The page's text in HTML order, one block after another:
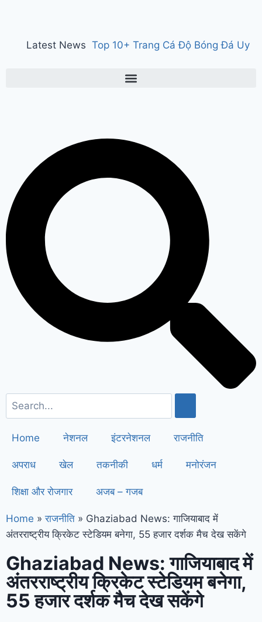
Latest News Top 10+ Trang Cá Độ Bóng Đá Uy
कार्यक्रम, CM सैनी ने कहा- ‘वंदे मातरम्’
राष्ट्र की आत्मा, पहचान और गौरव
land scam case में पूर्व CM भूपेंद्र हुड्डा
को हाईकोर्ट का झटका, अब CBI की स्पेशल
Relief to farmers :
Haryana के किसानों को ‘नायाब’ राहत, CM
सैनी ने 6 महीने के लिए बिजली बिल किया माफ
! Elderly people will get respect
and support : मोदी का यह कार्ड दिलाएगा
बुजुर्गों को सम्मान और सहारा !
PM Modi’s
Haryana visit finalized: इस दिन
हरियाणा दौरे पर आएंगे पीएम मोदी, इन
कार्यक्रमों में होंगे शामिल
Home
नेशनल इंटरनेशनल राजनीति
अपराध खेल तकनीकी धर्म मनोरंजन
शिक्षा और रोजगार अजब – गजब
Home » राजनीति » Ghaziabad News: गाजियाबाद में
अंतरराष्ट्रीय क्रिकेट स्टेडियम बनेगा, 55 हजार दर्शक मैच देख सकेंगे
Ghaziabad News: गाजियाबाद में
अंतरराष्ट्रीय क्रिकेट स्टेडियम बनेगा,
55 हजार दर्शक मैच देख सकेंगे